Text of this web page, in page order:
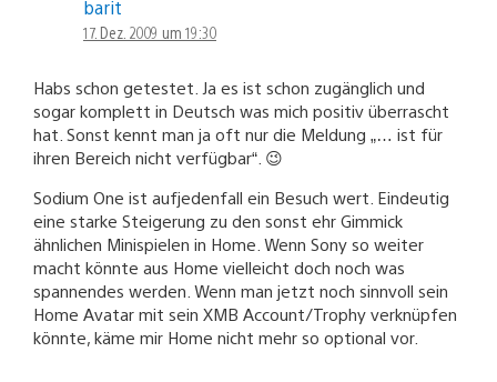
barit
17. Dez. 2009 um 19:30
Habs schon getestet. Ja es ist schon zugänglich und
sogar komplett in Deutsch was mich positiv überrascht
hat. Sonst kennt man ja oft nur die Meldung „… ist für
ihren Bereich nicht verfügbar“. 😉
Sodium One ist aufjedenfall ein Besuch wert. Eindeutig
eine starke Steigerung zu den sonst ehr Gimmick
ähnlichen Minispielen in Home. Wenn Sony so weiter
macht könnte aus Home vielleicht doch noch was
spannendes werden. Wenn man jetzt noch sinnvoll sein
Home Avatar mit sein XMB Account/Trophy verknüpfen
könnte, käme mir Home nicht mehr so optional vor.